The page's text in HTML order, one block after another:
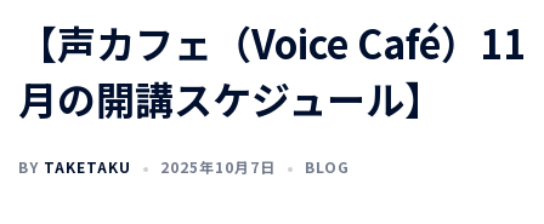
【声カフェ（Voice Café）11
月の開講スケジュール】
BY TAKETAKU 2025年10月7日 BLOG